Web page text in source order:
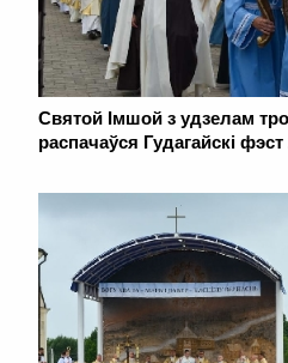
Святой Імшой з удзелам
распачаўся Гудагайскі фэст